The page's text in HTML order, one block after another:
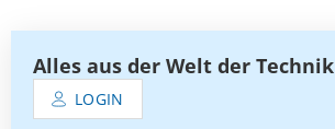
Alles aus der Welt der Technik
LOGIN